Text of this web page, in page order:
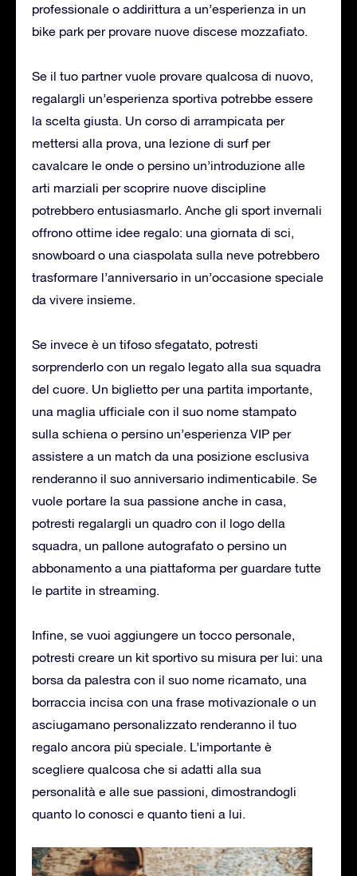
professionale o addirittura a un’esperienza in un
bike park per provare nuove discese mozzafiato.
Se il tuo partner vuole provare qualcosa di nuovo,
regalargli un’esperienza sportiva potrebbe essere
la scelta giusta. Un corso di arrampicata per
mettersi alla prova, una lezione di surf per
cavalcare le onde o persino un’introduzione alle
arti marziali per scoprire nuove discipline
potrebbero entusiasmarlo. Anche gli sport invernali
offrono ottime idee regalo: una giornata di sci,
snowboard o una ciaspolata sulla neve potrebbero
trasformare l’anniversario in un’occasione speciale
da vivere insieme.
Se invece è un tifoso sfegatato, potresti
sorprenderlo con un regalo legato alla sua squadra
del cuore. Un biglietto per una partita importante,
una maglia ufficiale con il suo nome stampato
sulla schiena o persino un’esperienza VIP per
assistere a un match da una posizione esclusiva
renderanno il suo anniversario indimenticabile. Se
vuole portare la sua passione anche in casa,
potresti regalargli un quadro con il logo della
squadra, un pallone autografato o persino un
abbonamento a una piattaforma per guardare tutte
le partite in streaming.
Infine, se vuoi aggiungere un tocco personale,
potresti creare un kit sportivo su misura per lui: una
borsa da palestra con il suo nome ricamato, una
borraccia incisa con una frase motivazionale o un
asciugamano personalizzato renderanno il tuo
regalo ancora più speciale. L’importante è
scegliere qualcosa che si adatti alla sua
personalità e alle sue passioni, dimostrandogli
quanto lo conosci e quanto tieni a lui.